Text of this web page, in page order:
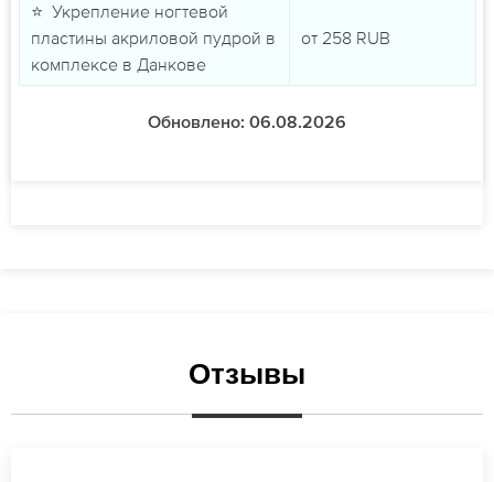
⭐ Укрепление ногтевой
пластины акриловой пудрой в
комплексе в Данкове
от 258 RUB
Обновлено: 06.08.2026
Отзывы